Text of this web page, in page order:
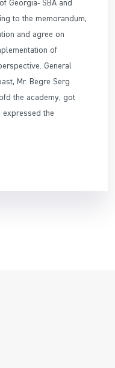
Georgia- SBA and
to the memorandum,
and agree on
of
General
Mr. Begre Serg
the academy, got
the